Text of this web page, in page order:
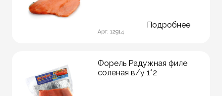
Арт: 12914
Подробнее
Форель Радужная филе
соленая в/у 1*2